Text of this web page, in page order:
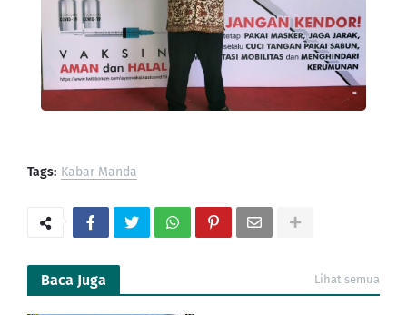
Tags: Kabar Manda
Baca Juga Lihat semua